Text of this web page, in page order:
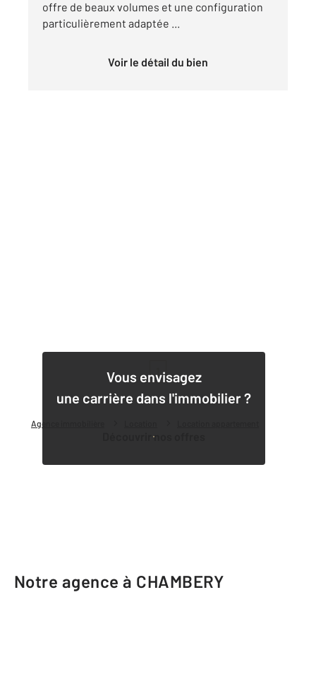
Agence immobilière
offre de beaux volumes et une configuration
particulièrement adaptée ...
Voir le détail du bien
Vous envisagez
une carrière dans l'immobilier ?
Découvrir nos offres
1
Notre agence à CHAMBERY